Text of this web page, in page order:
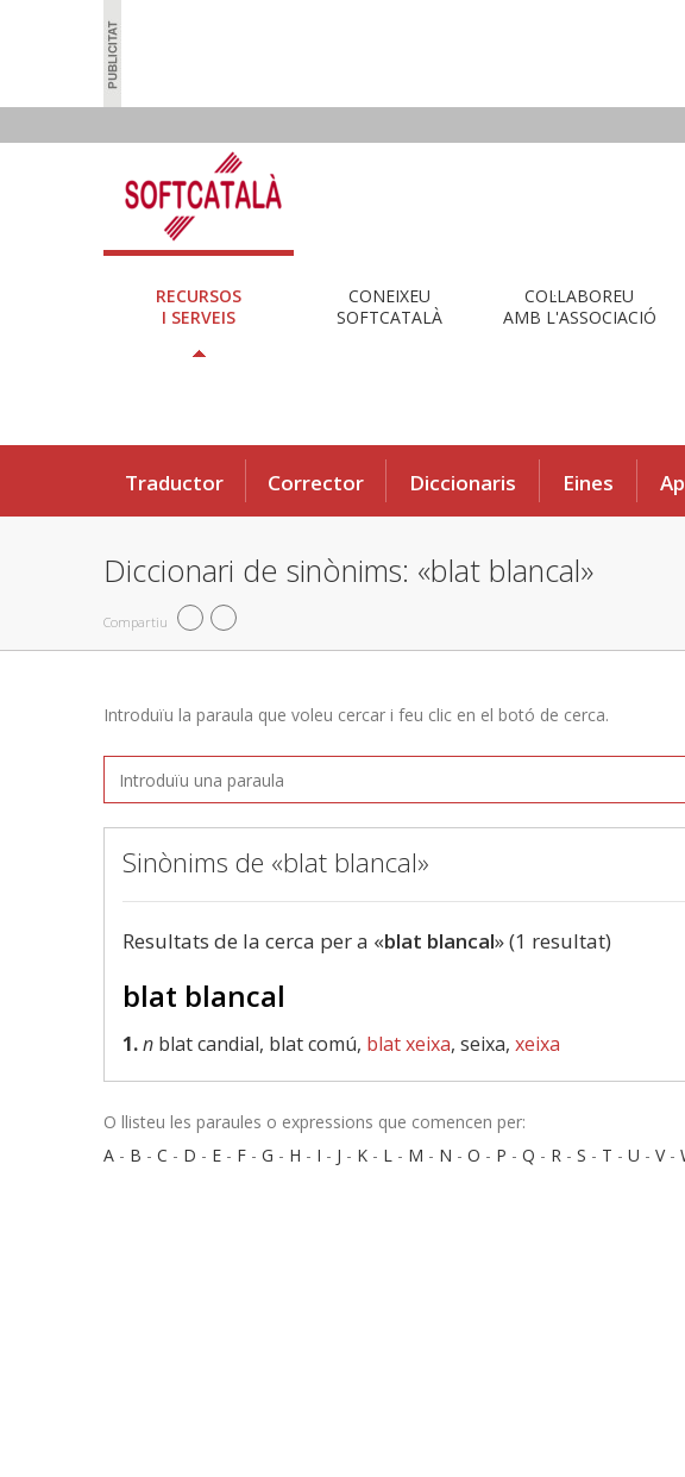
RECURSOS
I SERVEIS
CONEIXEU
SOFTCATALÀ
COL·LABOREU
AMB L'ASSOCIACIÓ
Traductor Corrector Diccionaris Eines
Diccionari de sinònims: «blat blancal»
Compartiu
Introduïu la paraula que voleu cercar i feu clic en el botó de cerca.
Sinònims de «blat blancal»
Resultats de la cerca per a «blat blancal» (1 resultat)
blat blancal
1.n blat candial, blat comú, blat xeixa, seixa, xeixa
O llisteu les paraules o expressions que comencen per:
A - B - C - D - E - F - G - H - I - J - K - L - M - N - O - P - Q - R - S - T - U - V-